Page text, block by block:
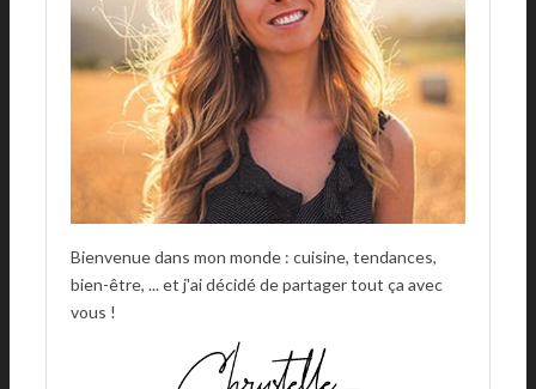
Bienvenue dans mon monde : cuisine, tendances,
bien-être, ... et j'ai décidé de partager tout ça avec
vous !